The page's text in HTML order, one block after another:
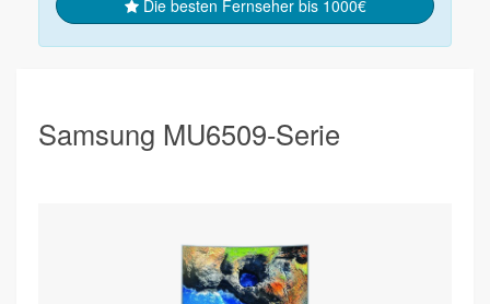
Die besten Fernseher bis 1000€
Samsung MU6509-Serie